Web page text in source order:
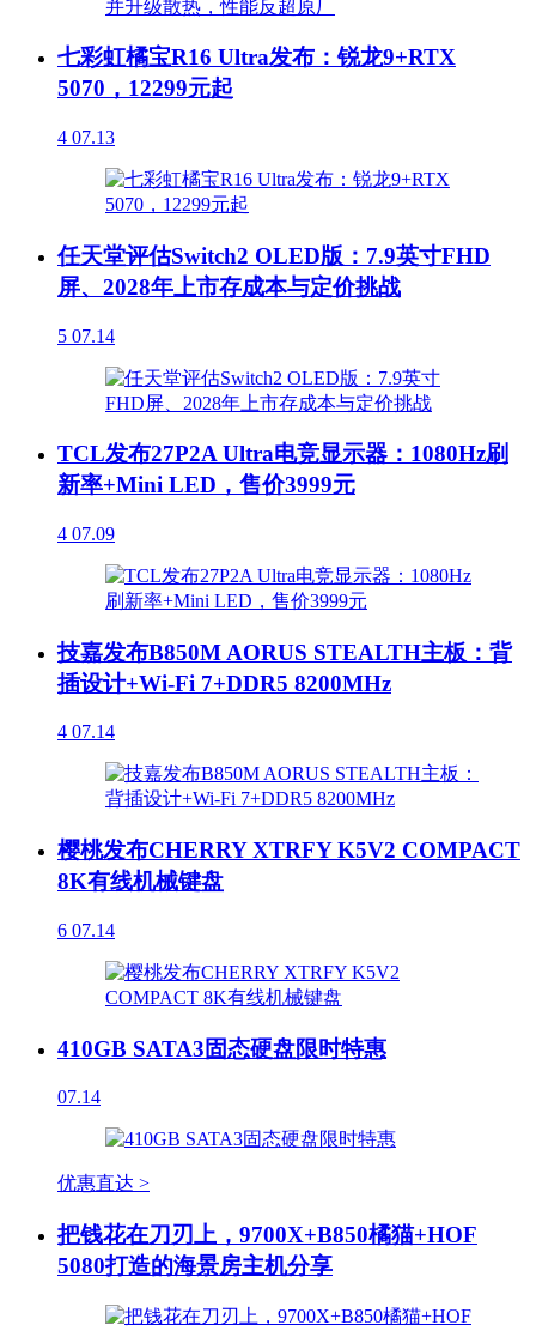
七彩虹橘宝R16 Ultra发布：锐龙9+RTX
5070，12299元起
4 07.13
任天堂评估Switch2 OLED版：7.9英寸FHD
屏、2028年上市存成本与定价挑战
5 07.14
TCL发布27P2A Ultra电竞显示器：1080Hz刷
新率+Mini LED，售价3999元
4 07.09
技嘉发布B850M AORUS STEALTH主板：背
插设计+Wi-Fi 7+DDR5 8200MHz
4 07.14
樱桃发布CHERRY XTRFY K5V2 COMPACT
8K有线机械键盘
6 07.14
410GB SATA3固态硬盘限时特惠
07.14
优惠直达 >
把钱花在刀刃上，9700X+B850橘猫+HOF
5080打造的海景房主机分享